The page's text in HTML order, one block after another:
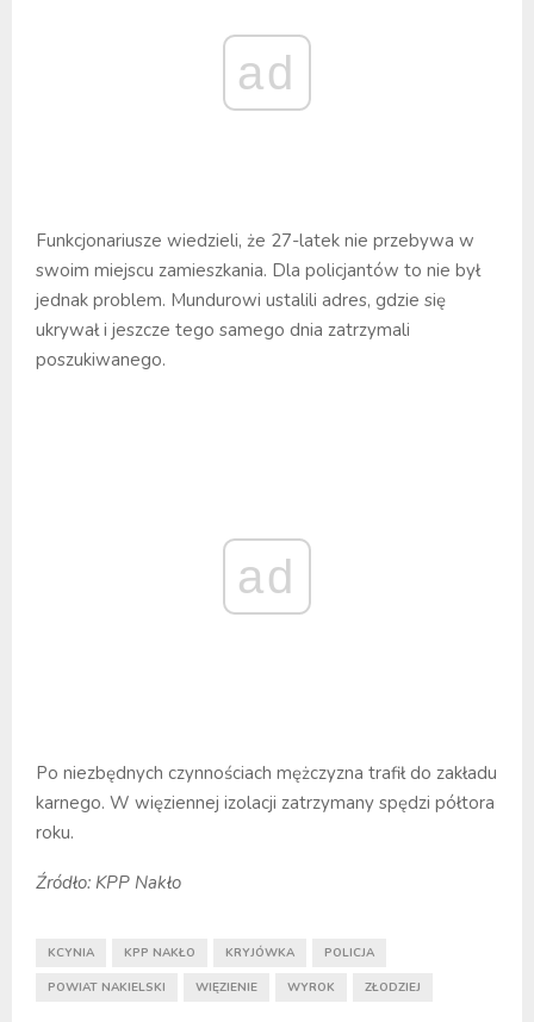
ad
Funkcjonariusze wiedzieli, że 27-latek nie przebywa w
swoim miejscu zamieszkania. Dla policjantów to nie był
jednak problem. Mundurowi ustalili adres, gdzie się
ukrywał i jeszcze tego samego dnia zatrzymali
poszukiwanego.
ad
Po niezbędnych czynnościach mężczyzna trafił do zakładu
karnego. W więziennej izolacji zatrzymany spędzi półtora
roku.
Źródło: KPP Nakło
KCYNIA KPP NAKŁO KRYJÓWKA POLICJA
POWIAT NAKIELSKI WIĘZIENIE WYROK ZŁODZIEJ